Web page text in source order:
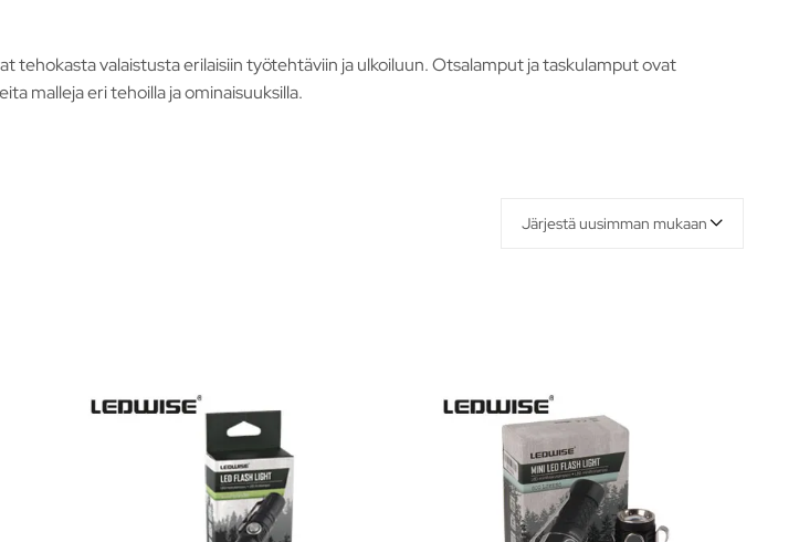
tehokasta valaistusta erilaisiin työtehtäviin ja ulkoiluun. Otsalamput ja taskulamput ovat
malleja eri tehoilla ja ominaisuuksilla.
Järjestä uusimman mukaan